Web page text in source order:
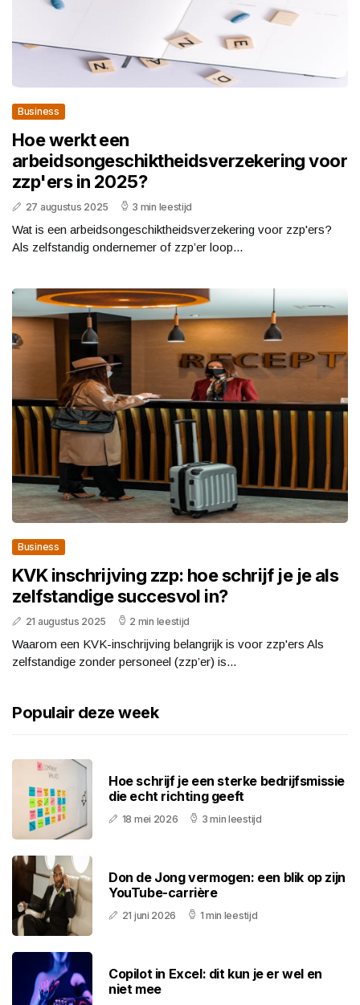
Business
Hoe werkt een
arbeidsongeschiktheidsverzekering voor
zzp'ers in 2025?
27 augustus 2025 3 min leestijd
Wat is een arbeidsongeschiktheidsverzekering voor zzp'ers?
Als zelfstandig ondernemer of zzp’er loop...
Business
KVK inschrijving zzp: hoe schrijf je je als
zelfstandige succesvol in?
21 augustus 2025 2 min leestijd
Waarom een KVK-inschrijving belangrijk is voor zzp'ers Als
zelfstandige zonder personeel (zzp’er) is...
Populair deze week
Hoe schrijf je een sterke bedrijfsmissie
die echt richting geeft
18 mei 2026 3 min leestijd
Don de Jong vermogen: een blik op zijn
YouTube-carrière
21 juni 2026 1 min leestijd
Copilot in Excel: dit kun je er wel en
niet mee